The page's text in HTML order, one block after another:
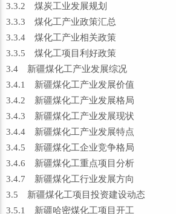
3.3.2 煤炭工业发展规划
3.3.3 煤化工产业政策汇总
3.3.4 煤化工产业相关政策
3.3.5 煤化工项目利好政策
3.4 新疆煤化工产业发展综况
3.4.1 新疆煤化工产业发展价值
3.4.2 新疆煤化工产业发展格局
3.4.3 新疆煤化工产业发展现状
3.4.4 新疆煤化工产业发展特点
3.4.5 新疆煤化工企业竞争格局
3.4.6 新疆煤化工重点项目分析
3.4.7 新疆煤化工行业发展方向
3.5 新疆煤化工项目投资建设动态
3.5.1 新疆哈密煤化工项目开工